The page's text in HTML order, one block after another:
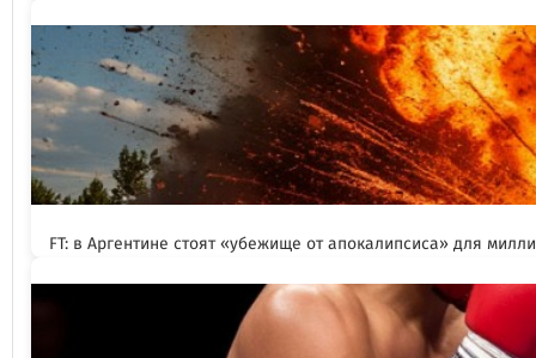
FT: в Аргентине стоят «убежище от апокалипсиса» для